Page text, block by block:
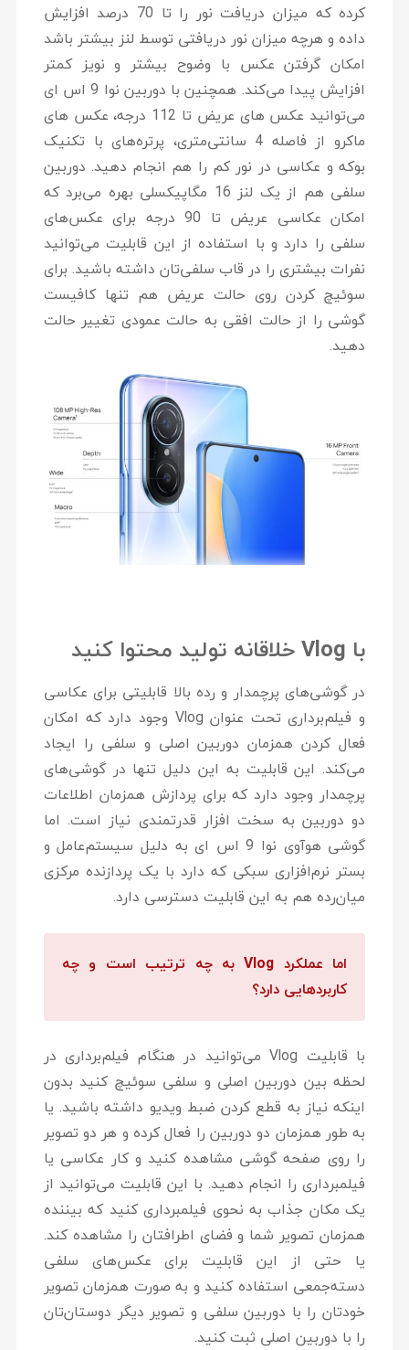
کرده که میزان دریافت نور را تا 70 درصد افزایش
داده و هرچه میزان نور دریافتی توسط لنز بیشتر باشد
امکان گرفتن عکس با وضوح بیشتر و نویز کمتر
افزایش پیدا می‌کند. همچنین با دوربین نوا 9 اس ای
می‌توانید عکس های عریض تا 112 درجه، عکس های
ماکرو از فاصله 4 سانتی‌متری، پرتره‌های با تکنیک
بوکه و عکاسی در نور کم را هم انجام دهید. دوربین
سلفی هم از یک لنز 16 مگاپیکسلی بهره می‌برد که
امکان عکاسی عریض تا 90 درجه برای عکس‌های
سلفی را دارد و با استفاده از این قابلیت می‌توانید
نفرات بیشتری را در قاب سلفی‌تان داشته باشید. برای
سوئیچ کردن روی حالت عریض هم تنها کافیست
گوشی را از حالت افقی به حالت عمودی تغییر حالت
دهید.
با Vlog خلاقانه تولید محتوا کنید
در گوشی‌های پرچمدار و رده بالا قابلیتی برای عکاسی
و فیلم‌برداری تحت عنوان Vlog وجود دارد که امکان
فعال کردن همزمان دوربین اصلی و سلفی را ایجاد
می‌کند. این قابلیت به این دلیل تنها در گوشی‌های
پرچمدار وجود دارد که برای پردازش همزمان اطلاعات
دو دوربین به سخت افزار قدرتمندی نیاز است. اما
گوشی هوآوی نوا 9 اس ای به دلیل سیستم‌عامل و
بستر نرم‌افزاری سبکی که دارد با یک پردازنده مرکزی
میان‌رده هم به این قابلیت دسترسی دارد.
اما عملکرد Vlog به چه ترتیب است و چه
کاربردهایی دارد؟
با قابلیت Vlog می‌توانید در هنگام فیلم‌برداری در
لحظه بین دوربین اصلی و سلفی سوئیچ کنید بدون
اینکه نیاز به قطع کردن ضبط ویدیو داشته باشید. یا
به طور همزمان دو دوربین را فعال کرده و هر دو تصویر
را روی صفحه گوشی مشاهده کنید و کار عکاسی یا
فیلمبرداری را انجام دهید. با این قابلیت می‌توانید از
یک مکان جذاب به نحوی فیلمبرداری کنید که بیننده
همزمان تصویر شما و فضای اطرافتان را مشاهده کند.
یا حتی از این قابلیت برای عکس‌های سلفی
دسته‌جمعی استفاده کنید و به صورت همزمان تصویر
خودتان را با دوربین سلفی و تصویر دیگر دوستان‌تان
را با دوربین اصلی ثبت کنید.